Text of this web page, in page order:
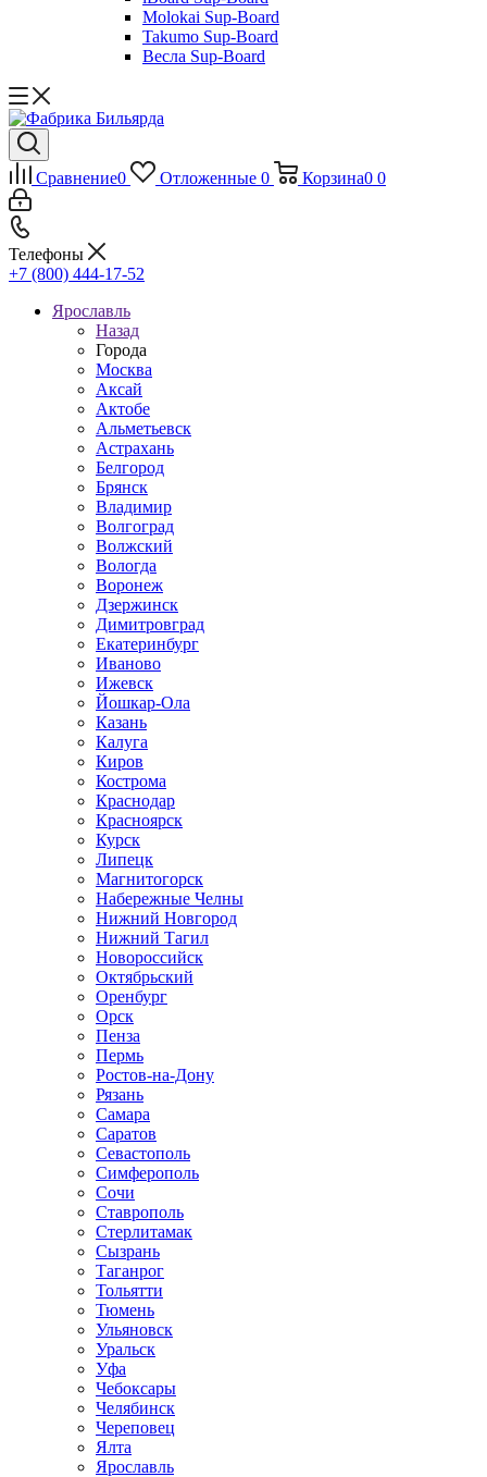
Molokai Sup-Board
Takumo Sup-Board
Весла Sup-Board
Сравнение0 Отложенные 0 Корзина0 0
Телефоны
+7 (800) 444-17-52
Ярославль
Назад
Города
Москва
Аксай
Актобе
Альметьевск
Астрахань
Белгород
Брянск
Владимир
Волгоград
Волжский
Вологда
Воронеж
Дзержинск
Димитровград
Екатеринбург
Иваново
Ижевск
Йошкар-Ола
Казань
Калуга
Киров
Кострома
Краснодар
Красноярск
Курск
Липецк
Магнитогорск
Набережные Челны
Нижний Новгород
Нижний Тагил
Новороссийск
Октябрьский
Оренбург
Орск
Пенза
Пермь
Ростов-на-Дону
Рязань
Самара
Саратов
Севастополь
Симферополь
Сочи
Ставрополь
Стерлитамак
Сызрань
Таганрог
Тольятти
Тюмень
Ульяновск
Уральск
Уфа
Чебоксары
Челябинск
Череповец
Ялта
Ярославль